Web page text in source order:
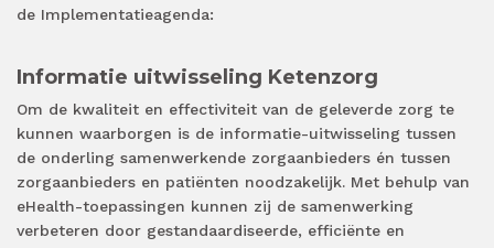
de Implementatieagenda:
Informatie uitwisseling Ketenzorg
Om de kwaliteit en effectiviteit van de geleverde zorg te
kunnen waarborgen is de informatie-uitwisseling tussen
de onderling samenwerkende zorgaanbieders én tussen
zorgaanbieders en patiënten noodzakelijk. Met behulp van
eHealth-toepassingen kunnen zij de samenwerking
verbeteren door gestandaardiseerde, efficiënte en